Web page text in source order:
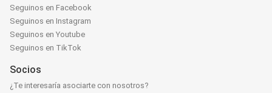
Seguinos en Facebook
Seguinos en Instagram
Seguinos en Youtube
Seguinos en TikTok
Socios
¿Te interesaría asociarte con nosotros?